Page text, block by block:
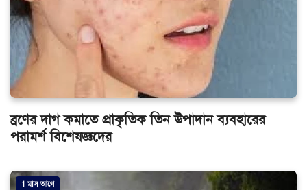
ব্রণের দাগ কমাতে প্রাকৃতিক তিন উপাদান ব্যবহারের
পরামর্শ বিশেষজ্ঞদের
1 মাস আগে